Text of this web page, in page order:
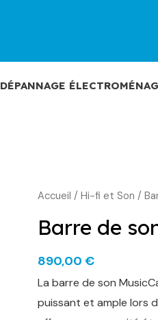
DÉPANNAGE
Accueil / Hi-fi et Son /
Barre de
890,00 €
La barre de son
puissant et ample lors